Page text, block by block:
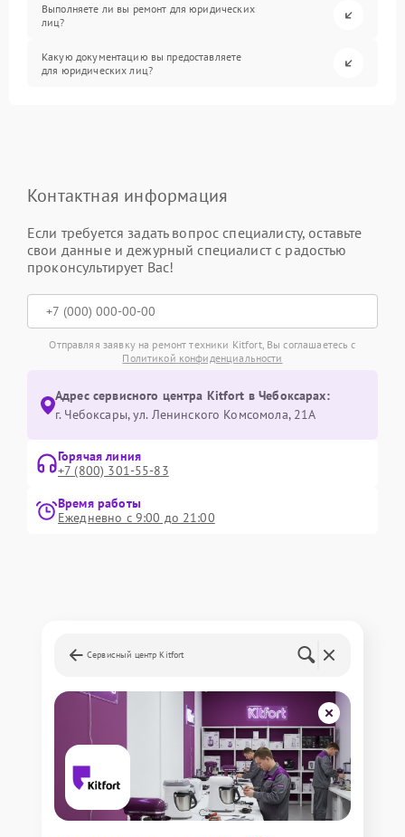
Выполняете ли вы ремонт для юридических
лиц?
Какую документацию вы предоставляете
для юридических лиц?
Контактная информация
Если требуется задать вопрос специалисту, оставьте
свои данные и дежурный специалист с радостью
проконсультирует Вас!
Отправляя заявку на ремонт техники Kitfort, Вы соглашаетесь с
Политикой конфиденциальности
Адрес сервисного центра Kitfort в Чебоксарах:
г. Чебоксары, ул. Ленинского Комсомола, 21А
Горячая линия
+7 (800) 301-55-83
Время работы
Ежедневно с 9:00 до 21:00
Сервисный центр Kitfort